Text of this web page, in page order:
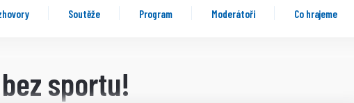
Soutěže Program Moderátoři Co hrajeme
sportu!